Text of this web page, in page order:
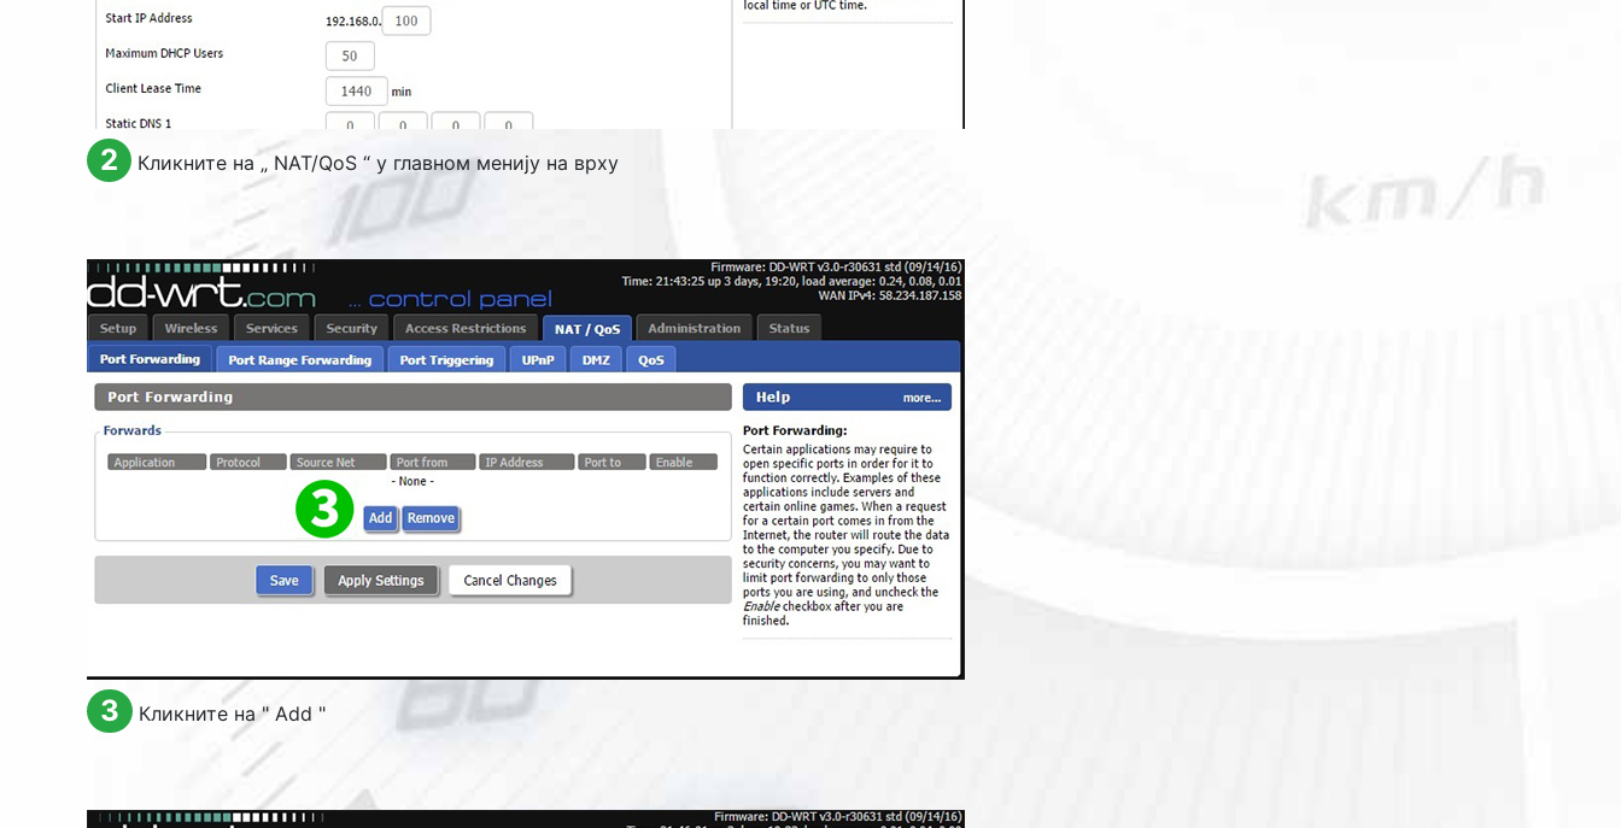
2 Кликните на „ NAT/QoS“ у главном менију на врху
3 Кликните на " Add "